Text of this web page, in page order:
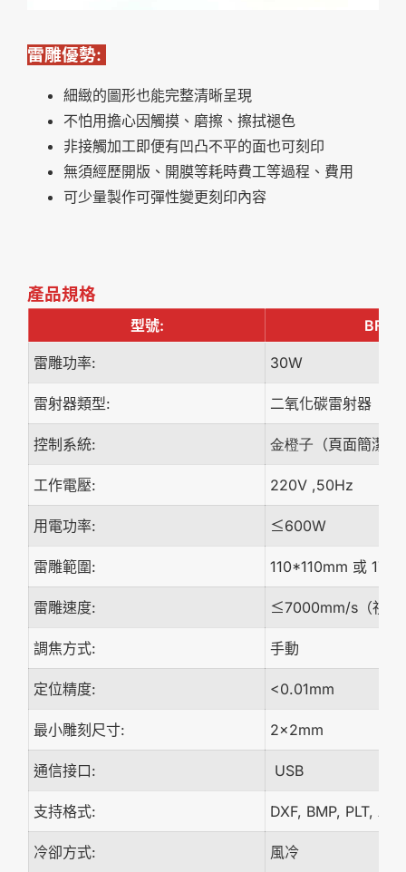
雷雕優勢:
細緻的圖形也能完整清晰呈現
不怕用擔心因觸摸、磨擦、擦拭褪色
非接觸加工即便有凹凸不平的面也可刻印
無須經歷開版、開膜等耗時費工等過程、費用
可少量製作可彈性變更刻印內容
產品規格
型號: BFC-
雷雕功率: 30W
雷射器類型: 二氧化碳雷射器（
控制系統: 金橙子 （頁面簡潔
工作電壓: 220V ,50Hz
用電功率: ≤600W
雷雕範圍: 110*110mm 或
雷雕速度: ≤7000mm/s（視材
調焦方式: 手動
定位精度: <0.01mm
最小雕刻尺寸: 2x2mm
通信接口: USB
支持格式: DXF, BMP, PLT, AI,
冷卻方式: 風冷